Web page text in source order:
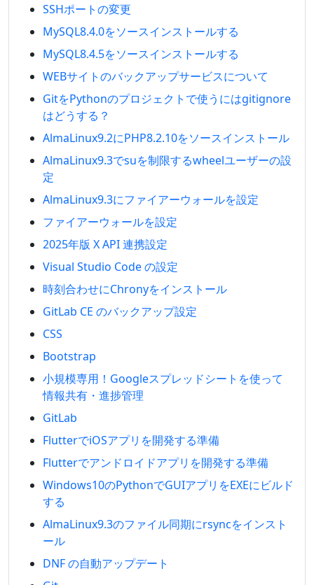
SSHポートの変更
MySQL8.4.0をソースインストールする
MySQL8.4.5をソースインストールする
WEBサイトのバックアップサービスについて
GitをPythonのプロジェクトで使うにはgitignore
はどうする？
AlmaLinux9.2にPHP8.2.10をソースインストール
AlmaLinux9.3でsuを制限するwheelユーザーの設
定
AlmaLinux9.3にファイアーウォールを設定
ファイアーウォールを設定
2025年版 X API 連携設定
Visual Studio Code の設定
時刻合わせにChronyをインストール
GitLab CE のバックアップ設定
CSS
Bootstrap
小規模専用！Googleスプレッドシートを使って
情報共有・進捗管理
GitLab
FlutterでiOSアプリを開発する準備
Flutterでアンドロイドアプリを開発する準備
Windows10のPythonでGUIアプリをEXEにビルド
する
AlmaLinux9.3のファイル同期にrsyncをインスト
ール
DNF の自動アップデート